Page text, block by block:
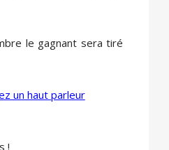
le gagnant sera tiré
un haut parleur
!